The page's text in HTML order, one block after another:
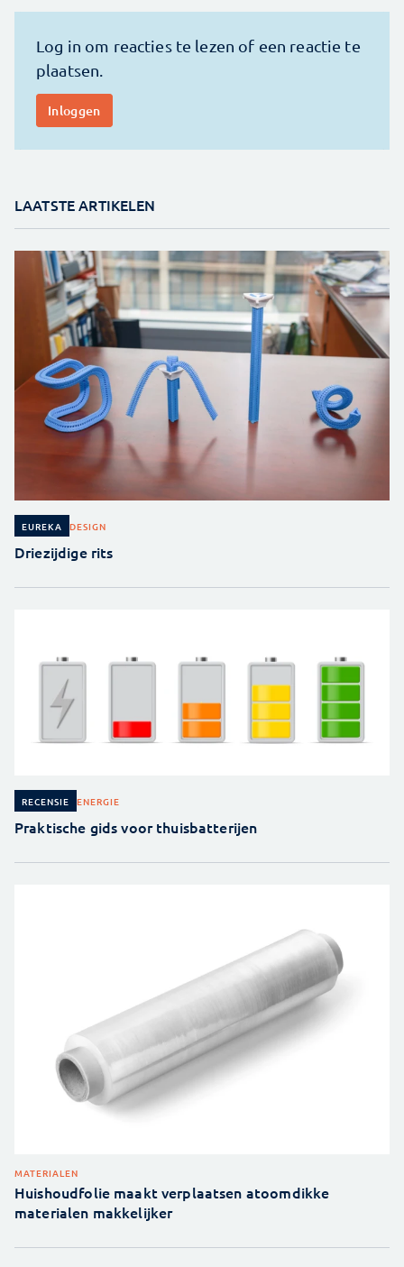
LAATSTE ARTIKELEN
EUREKA DESIGN
Driezijdige rits
RECENSIE ENERGIE
Praktische gids voor thuisbatterijen
MATERIALEN
Huishoudfolie maakt verplaatsen atoomdikke
materialen makkelijker